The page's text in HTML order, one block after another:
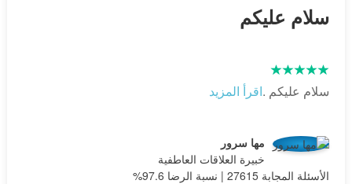
سلام عليكم
سلام عليكم .اقرأ المزيد
مها سرور
خبيرة العلاقات العاطفية
الأسئلة المجابة 27615 | نسبة الرضا 97.6%